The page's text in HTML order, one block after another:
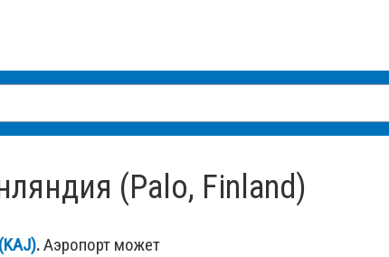
(Palo, Finland)
.Аэропорт может